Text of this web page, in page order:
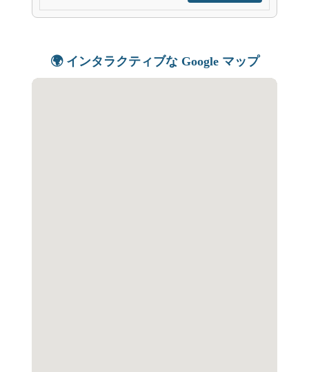
🌍 インタラクティブな Google マップ